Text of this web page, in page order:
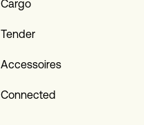
Cargo
Tender
Accessoires
Connected